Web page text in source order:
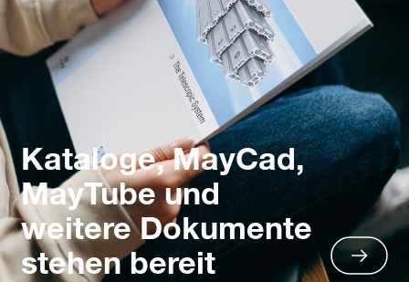
Kataloge, MayCad,
MayTube und
weitere Dokumente
stehen bereit